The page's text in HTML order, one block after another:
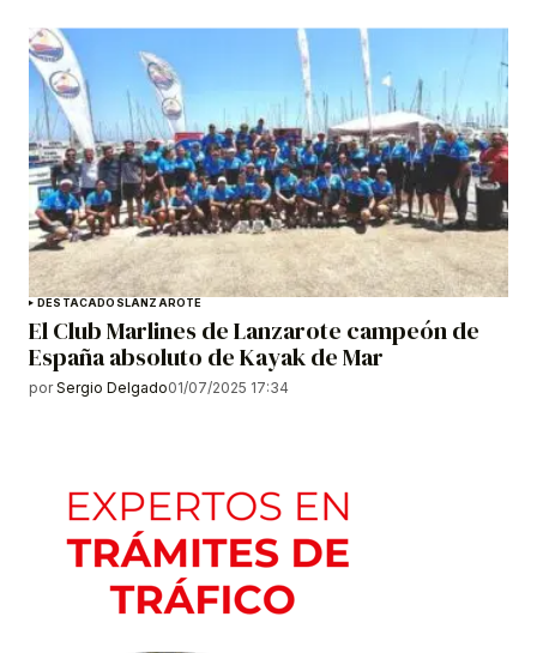
DESTACADOS LANZAROTE
El Club Marlines de Lanzarote campeón de
España absoluto de Kayak de Mar
por Sergio Delgado01/07/2025 17:34